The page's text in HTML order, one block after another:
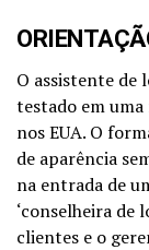
O assistente de
testado em
nos EUA. O
de aparência
na entrada de
‘conselheira de
clientes e o